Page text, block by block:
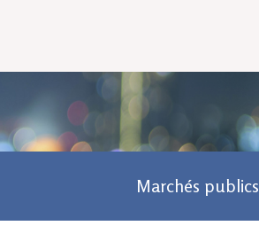
Marchés publics